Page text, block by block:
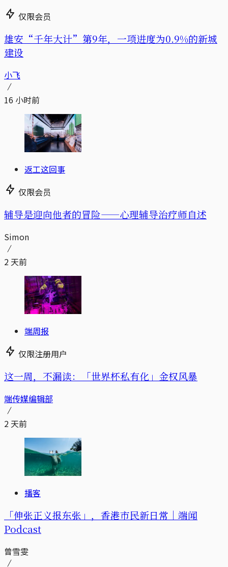
仅限会员
雄安“千年大计”第9年，一项进度为0.9%的新城
建设
小飞
16 小时前
返工这回事
仅限会员
辅导是迎向他者的冒险——心理辅导治疗师自述
Simon
2 天前
端周报
仅限注册用户
这一周，不漏读：「世界杯私有化」金权风暴
端传媒编辑部
2 天前
播客
「伸张正义报东张」，香港市民新日常｜端闻
Podcast
曾雪雯